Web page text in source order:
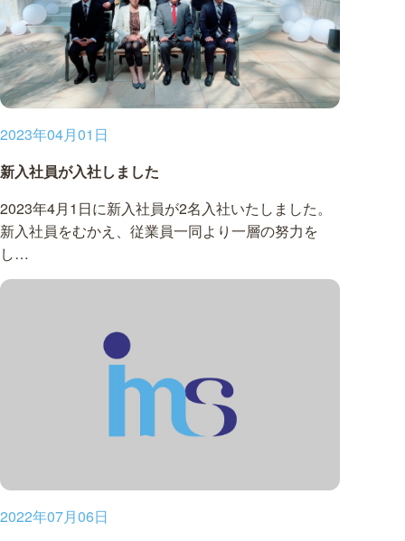
2023年04月01日
新入社員が入社しました
2023年4月1日に新入社員が2名入社いたしました。
新入社員をむかえ、従業員一同より一層の努力を
し…
2022年07月06日